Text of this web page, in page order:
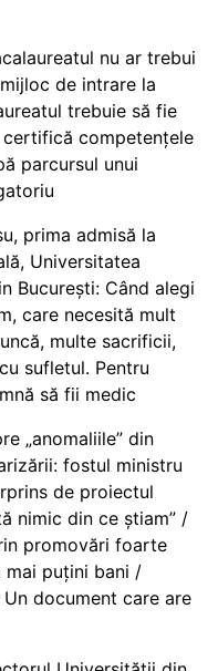
nu ar trebui
de intrare la
trebuie să fie
certifică competențele
parcursul unui
prima admisă la
Universitatea
București: Când alegi
care necesită mult
multe sacrificii,
sufletul. Pentru
să fii medic
„anomaliile” din
fostul ministru
de proiectul
nimic din ce știam” /
promovări foarte
mai puțini bani /
Un document care are